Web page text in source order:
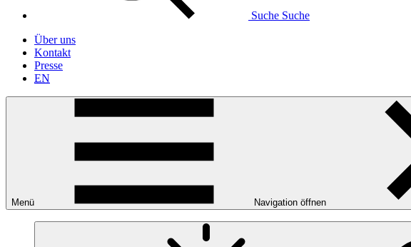
Suche Suche
Über uns
Kontakt
Presse
EN
Menü Navigation öffnen